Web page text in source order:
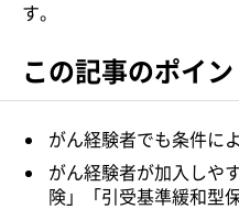
す。
この記事のポイン
がん経験者でも条件に
がん経験者が加入しや
険」「引受基準緩和型